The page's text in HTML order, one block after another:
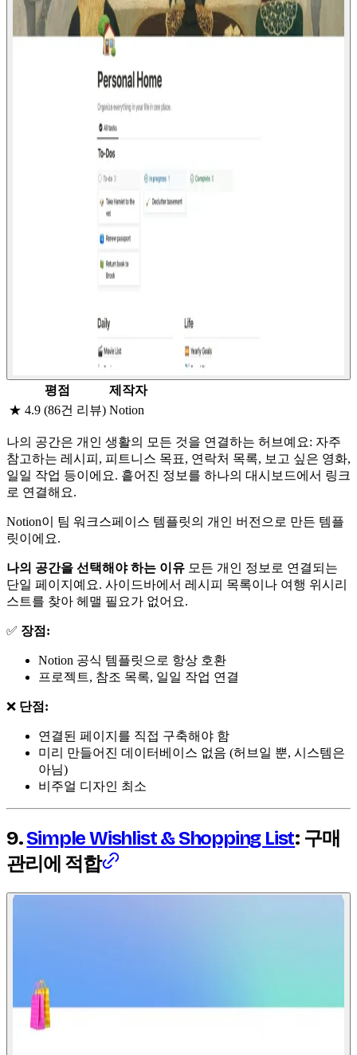
평점
제작자
★ 4.9 (86건 리뷰) Notion
나의 공간은 개인 생활의 모든 것을 연결하는 허브예요: 자주
참고하는 레시피, 피트니스 목표, 연락처 목록, 보고 싶은 영화,
일일 작업 등이에요. 흩어진 정보를 하나의 대시보드에서 링크
로 연결해요.
Notion이 팀 워크스페이스 템플릿의 개인 버전으로 만든 템플
릿이에요.
나의 공간을 선택해야 하는 이유 모든 개인 정보로 연결되는
단일 페이지예요. 사이드바에서 레시피 목록이나 여행 위시리
스트를 찾아 헤맬 필요가 없어요.
✅ 장점:
Notion 공식 템플릿으로 항상 호환
프로젝트, 참조 목록, 일일 작업 연결
❌ 단점:
연결된 페이지를 직접 구축해야 함
미리 만들어진 데이터베이스 없음 (허브일 뿐, 시스템은
아님)
비주얼 디자인 최소
9.Simple Wishlist & Shopping List: 구매
관리에 적합